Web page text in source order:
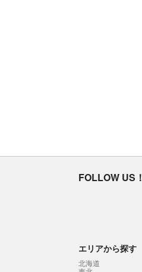
FOLLOW US！
エリアから探す
北海道